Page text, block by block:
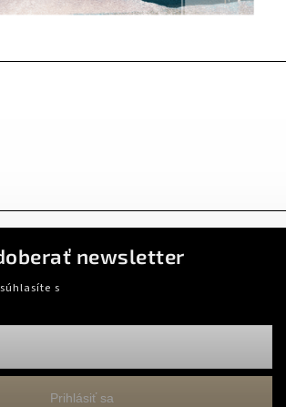
newsletter
s
Prihlásiť sa